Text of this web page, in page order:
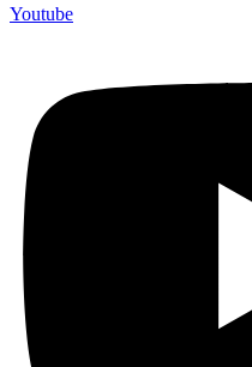
Youtube